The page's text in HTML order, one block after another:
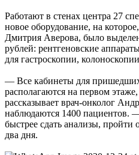
Работают в стенах центра 27
новое оборудование, на
Дмитрия Аверова, было
рублей: рентгеновские
для гастроскопии,
— Все кабинеты для
располагаются на первом
рассказывает врач-онколог
наблюдаются 1400 пациентов.
быстрее сдать анализы,
два дня.